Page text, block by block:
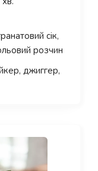
сік,
розчин
джиггер,